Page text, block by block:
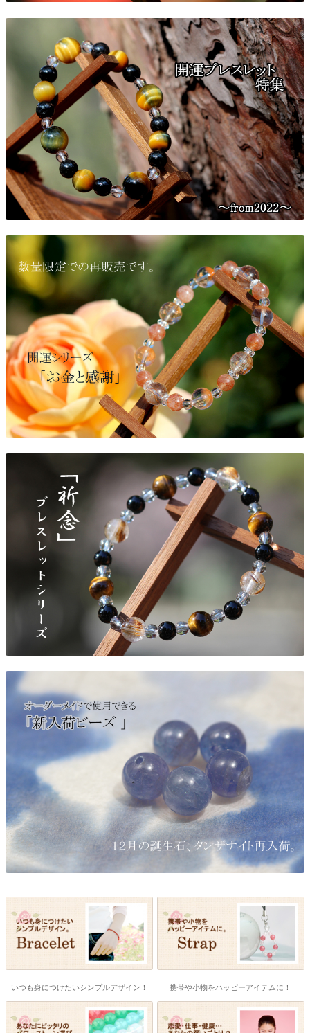
いつも身につけたいシンプルデザイン！ 携帯や小物をハッピーアイテムに！